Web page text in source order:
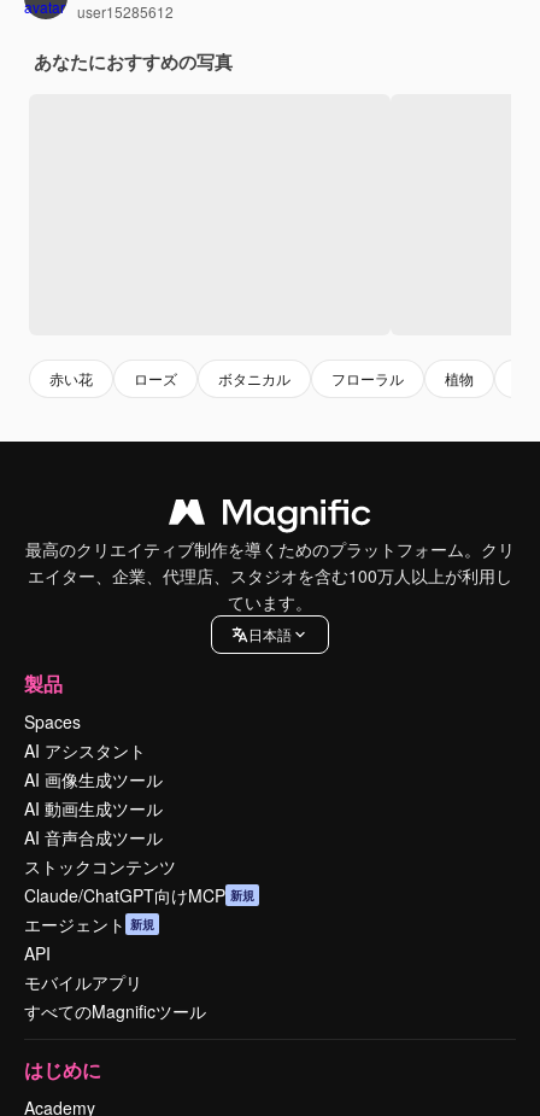
user15285612
あなたにおすすめの写真
赤い花 ローズ ボタニカル フローラル 植物
最高のクリエイティブ制作を導くためのプラットフォーム。クリ
エイター、企業、代理店、スタジオを含む100万人以上が利用し
ています。
日本語
製品
Spaces
AI アシスタント
AI 画像生成ツール
AI 動画生成ツール
AI 音声合成ツール
ストックコンテンツ
Claude/ChatGPT向けMCP 新規
エージェント 新規
API
モバイルアプリ
すべてのMagnificツール
はじめに
Academy